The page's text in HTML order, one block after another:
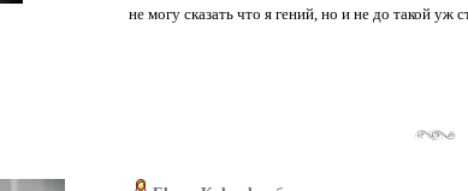
не могу сказать что я гений, но и не до такой уж